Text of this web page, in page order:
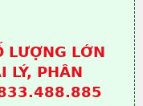
LỚN
LÝ, PHÂN